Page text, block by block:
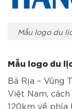
Mẫu logo du
Mẫu logo du
Bà Rịa – Vũng
Việt Nam,
120km về phía